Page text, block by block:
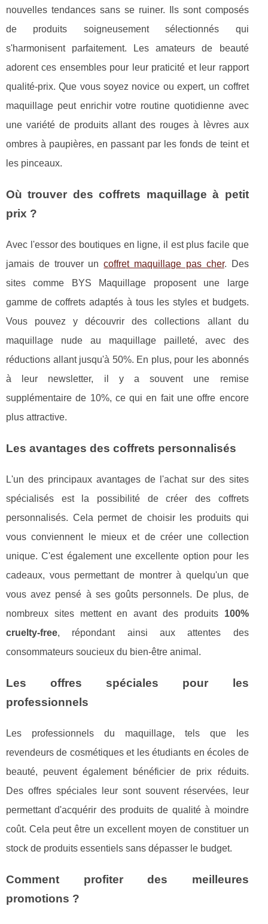
nouvelles tendances sans se ruiner. Ils sont composés
de produits soigneusement sélectionnés qui
s'harmonisent parfaitement. Les amateurs de beauté
adorent ces ensembles pour leur praticité et leur rapport
qualité-prix. Que vous soyez novice ou expert, un coffret
maquillage peut enrichir votre routine quotidienne avec
une variété de produits allant des rouges à lèvres aux
ombres à paupières, en passant par les fonds de teint et
les pinceaux.
Où trouver des coffrets maquillage à petit
prix ?
Avec l'essor des boutiques en ligne, il est plus facile que
jamais de trouver uncoffret maquillage pas cher. Des
sites comme BYS Maquillage proposent une large
gamme de coffrets adaptés à tous les styles et budgets.
Vous pouvez y découvrir des collections allant du
maquillage nude au maquillage pailleté, avec des
réductions allant jusqu'à 50%. En plus, pour les abonnés
à leur newsletter, il y a souvent une remise
supplémentaire de 10%, ce qui en fait une offre encore
plus attractive.
Les avantages des coffrets personnalisés
L'un des principaux avantages de l'achat sur des sites
spécialisés est la possibilité de créer des coffrets
personnalisés. Cela permet de choisir les produits qui
vous conviennent le mieux et de créer une collection
unique. C'est également une excellente option pour les
cadeaux, vous permettant de montrer à quelqu'un que
vous avez pensé à ses goûts personnels. De plus, de
nombreux sites mettent en avant des produits 100%
cruelty-free, répondant ainsi aux attentes des
consommateurs soucieux du bien-être animal.
Les offres spéciales pour les
professionnels
Les professionnels du maquillage, tels que les
revendeurs de cosmétiques et les étudiants en écoles de
beauté, peuvent également bénéficier de prix réduits.
Des offres spéciales leur sont souvent réservées, leur
permettant d'acquérir des produits de qualité à moindre
coût. Cela peut être un excellent moyen de constituer un
stock de produits essentiels sans dépasser le budget.
Comment profiter des meilleures
promotions ?